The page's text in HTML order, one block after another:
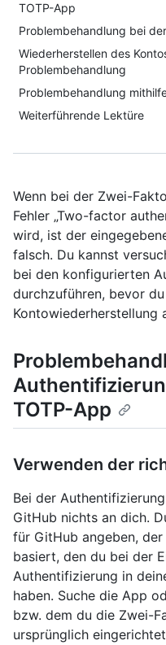
TOTP-App
Problembehandlung bei
Wiederherstellen des
Problembehandlung
Problembehandlung
Weiterführende Lektüre
Wenn bei der Zwei-
Fehler „Two-factor
wird, ist der
falsch. Du kannst
bei den konfigurierten
durchzuführen, bevor
Kontowiederherstellung
TOTP-App
Verwenden der
Bei der
GitHub nichts an dich.
für GitHub angeben,
basiert, den du bei der
Authentifizierung in
haben. Suche die App
bzw. dem du die Zwei-
ursprünglich